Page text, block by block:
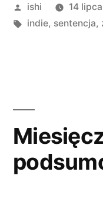
Opublikowane
przez
ishi 14
Tagi:
indie, sentencja,